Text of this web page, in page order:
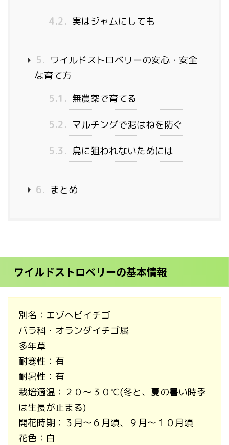
4.2. 実はジャムにしても
5. ワイルドストロベリーの安心・安全
な育て方
5.1. 無農薬で育てる
5.2. マルチングで泥はねを防ぐ
5.3. 鳥に狙われないためには
6. まとめ
ワイルドストロベリーの基本情報
別名：エゾヘビイチゴ
バラ科・オランダイチゴ属
多年草
耐寒性：有
耐暑性：有
栽培適温：２０～３０℃(冬と、夏の暑い時季
は生長が止まる)
開花時期：３月～６月頃、９月～１０月頃
花色：白